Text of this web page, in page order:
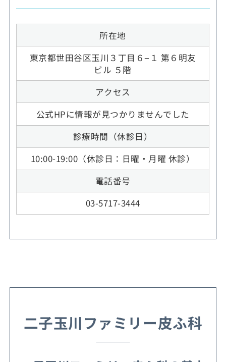
所在地
東京都世田谷区玉川３丁目６−１ 第６明友
ビル ５階
アクセス
公式HPに情報が見つかりませんでした
診療時間（休診日）
10:00-19:00（休診日：日曜・月曜 休診）
電話番号
03-5717-3444
二子玉川ファミリー皮ふ科